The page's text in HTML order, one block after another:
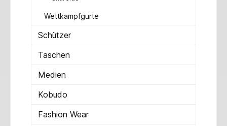
Wettkampfgurte
Schützer
Taschen
Medien
Kobudo
Fashion Wear